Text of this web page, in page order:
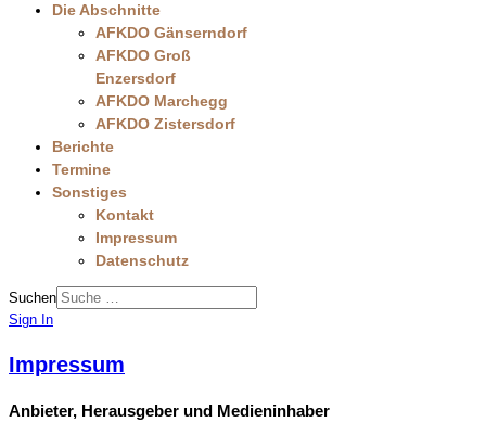
Die Abschnitte
AFKDO Gänserndorf
AFKDO Groß
Enzersdorf
AFKDO Marchegg
AFKDO Zistersdorf
Berichte
Termine
Sonstiges
Kontakt
Impressum
Datenschutz
Suchen
Sign In
Impressum
Anbieter, Herausgeber und Medieninhaber